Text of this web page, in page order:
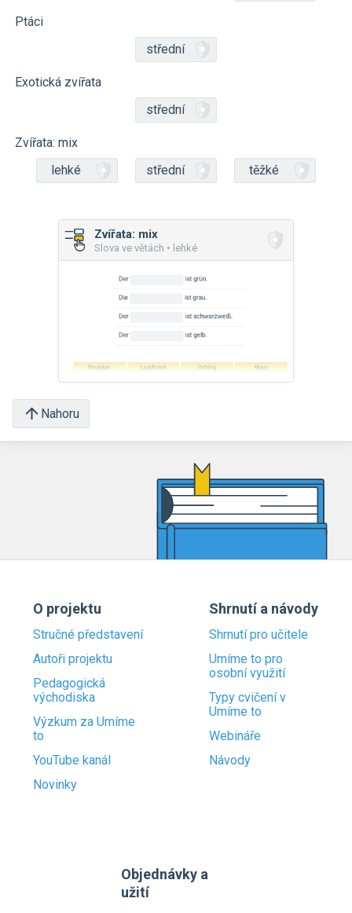
Ptáci
střední
Exotická zvířata
střední
Zvířata: mix
lehké
střední těžké
Zvířata: mix
Slova ve větách • lehké
Nahoru
O projektu
Stručné představení
Autoři projektu
Pedagogická
východiska
Výzkum za Umíme
to
YouTube kanál
Novinky
Shrnutí a návody
Shrnutí pro učitele
Umíme to pro
osobní využití
Typy cvičení v
Umíme to
Webináře
Návody
Objednávky a
užití